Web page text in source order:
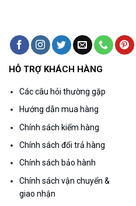
HỖ TRỢ KHÁCH HÀNG
Các câu hỏi thường gặp
Hướng dẫn mua hàng
Chính sách kiểm hàng
Chính sách đổi trả hàng
Chính sách bảo hành
Chính sách vận chuyển &
giao nhận